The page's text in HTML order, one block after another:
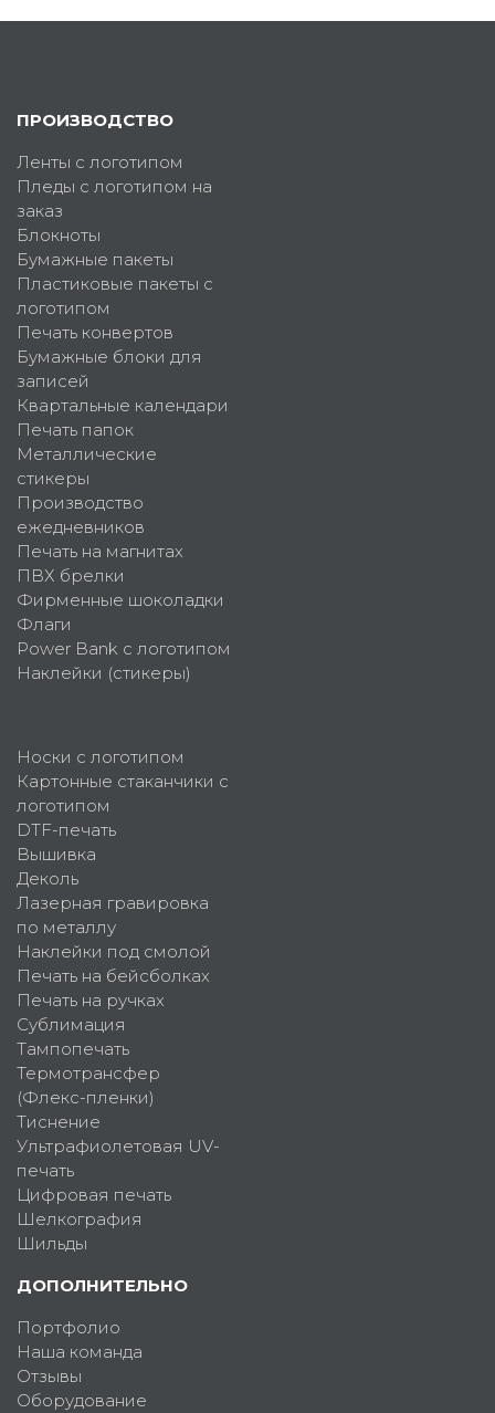
ПРОИЗВОДСТВО
Ленты с логотипом
Пледы с логотипом на
заказ
Блокноты
Бумажные пакеты
Пластиковые пакеты с
логотипом
Печать конвертов
Бумажные блоки для
записей
Квартальные календари
Печать папок
Металлические
стикеры
Производство
ежедневников
Печать на магнитах
ПВХ брелки
Фирменные шоколадки
Флаги
Power Bank с логотипом
Наклейки (стикеры)
Носки с логотипом
Картонные стаканчики с
логотипом
DTF-печать
Вышивка
Деколь
Лазерная гравировка
по металлу
Наклейки под смолой
Печать на бейсболках
Печать на ручках
Сублимация
Тампопечать
Термотрансфер
(Флекс-пленки)
Тиснение
Ультрафиолетовая UV-
печать
Цифровая печать
Шелкография
Шильды
ДОПОЛНИТЕЛЬНО
Портфолио
Наша команда
Отзывы
Оборудование